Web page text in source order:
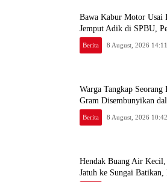
Bawa Kabur Motor Usai
Jemput Adik di SPBU,
Berita 8 August, 2026
Warga Tangkap
Gram Disembunyikan
Berita 8 August, 2026
Hendak Buang Air Kecil,
Jatuh ke Sungai